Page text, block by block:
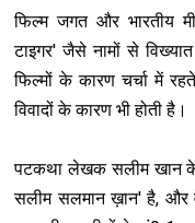
फिल्म जगत और भारतीय
टाइगर' जैसे नामों से
फिल्मों के कारण चर्चा में
विवादों के कारण भी होती है।
पटकथा लेखक सलीम खान के
सलीम सलमान ख़ान' है, और वे